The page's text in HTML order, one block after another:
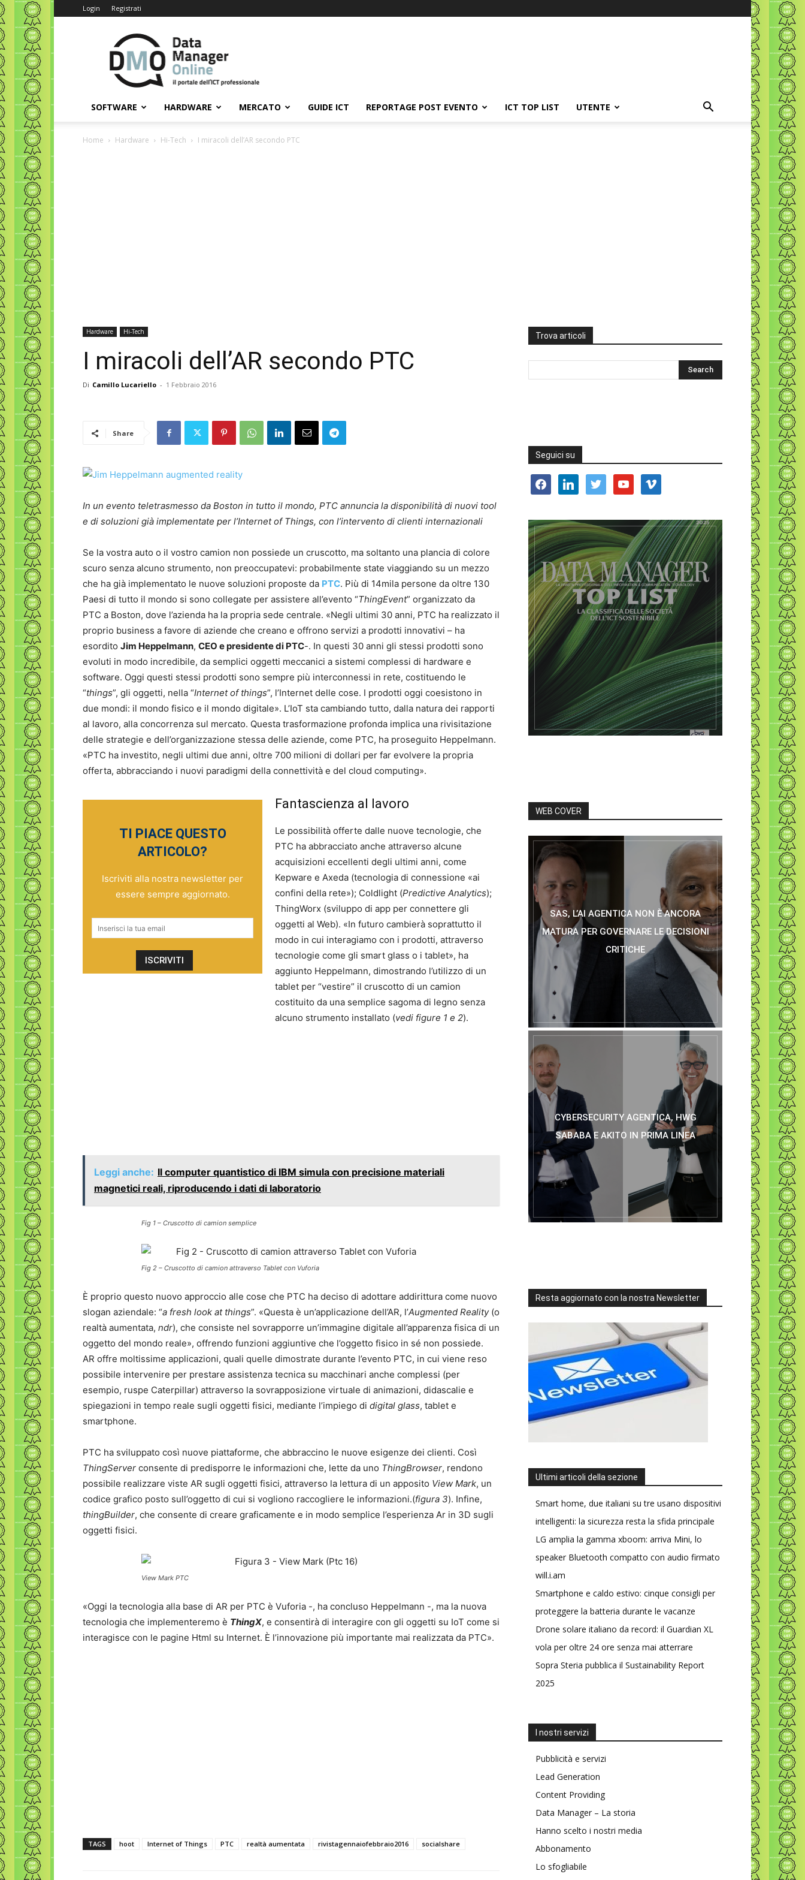
Login Registrati
Data
Manager
Online
SOFTWARE HARDWARE MERCATO GUIDE ICT REPORTAGE POST EVENTO ICT TOP LIST UTENTE
Home Hardware Hi-Tech I miracoli dell’AR secondo PTC
Hardware Hi-Tech
I miracoli dell’AR secondo PTC
Di Camillo Lucariello - 1 Febbraio 2016
Share
In un evento teletrasmesso da Boston in tutto il mondo, PTC annuncia la disponibilità di nuovi tool
e di soluzioni già implementate per l’Internet of Things, con l’intervento di clienti internazionali
Se la vostra auto o il vostro camion non possiede un cruscotto, ma soltanto una plancia di colore
scuro senza alcuno strumento, non preoccupatevi: probabilmente state viaggiando su un mezzo
che ha già implementato le nuove soluzioni proposte da PTC. Più di 14mila persone da oltre 130
Paesi di tutto il mondo si sono collegate per assistere all’evento “ThingEvent” organizzato da
PTC a Boston, dove l’azienda ha la propria sede centrale. «Negli ultimi 30 anni, PTC ha realizzato il
proprio business a favore di aziende che creano e offrono servizi a prodotti innovativi – ha
esordito Jim Heppelmann, CEO e presidente di PTC-. In questi 30 anni gli stessi prodotti sono
evoluti in modo incredibile, da semplici oggetti meccanici a sistemi complessi di hardware e
software. Oggi questi stessi prodotti sono sempre più interconnessi in rete, costituendo le
“things”, gli oggetti, nella “Internet of things”, l’Internet delle cose. I prodotti oggi coesistono in
due mondi: il mondo fisico e il mondo digitale». L’IoT sta cambiando tutto, dalla natura dei rapporti
al lavoro, alla concorrenza sul mercato. Questa trasformazione profonda implica una rivisitazione
delle strategie e dell’organizzazione stessa delle aziende, come PTC, ha proseguito Heppelmann.
«PTC ha investito, negli ultimi due anni, oltre 700 milioni di dollari per far evolvere la propria
offerta, abbracciando i nuovi paradigmi della connettività e del cloud computing».
TI PIACE QUESTO
ARTICOLO?
Iscriviti alla nostra newsletter per
essere sempre aggiornato.
Fantascienza al lavoro
Le possibilità offerte dalle nuove tecnologie, che
PTC ha abbracciato anche attraverso alcune
acquisizioni eccellenti degli ultimi anni, come
Kepware e Axeda (tecnologia di connessione «ai
confini della rete»); Coldlight (Predictive Analytics);
ThingWorx (sviluppo di app per connettere gli
oggetti al Web). «In futuro cambierà soprattutto il
modo in cui interagiamo con i prodotti, attraverso
tecnologie come gli smart glass o i tablet», ha
aggiunto Heppelmann, dimostrando l’utilizzo di un
tablet per “vestire” il cruscotto di un camion
costituito da una semplice sagoma di legno senza
alcuno strumento installato (vedi figure 1 e 2).
Leggi anche: Il computer quantistico di IBM simula con precisione materiali
magnetici reali, riproducendo i dati di laboratorio
Fig 1 – Cruscotto di camion semplice
Fig 2 – Cruscotto di camion attraverso Tablet con Vuforia
È proprio questo nuovo approccio alle cose che PTC ha deciso di adottare addirittura come nuovo
slogan aziendale: “a fresh look at things”. «Questa è un’applicazione dell’AR, l’Augmented Reality(o
realtà aumentata, ndr), che consiste nel sovrapporre un’immagine digitale all’apparenza fisica di un
oggetto del mondo reale», offrendo funzioni aggiuntive che l’oggetto fisico in sé non possiede.
AR offre moltissime applicazioni, quali quelle dimostrate durante l’evento PTC, in cui viene reso
possibile intervenire per prestare assistenza tecnica su macchinari anche complessi (per
esempio, ruspe Caterpillar) attraverso la sovrapposizione virtuale di animazioni, didascalie e
spiegazioni in tempo reale sugli oggetti fisici, mediante l’impiego di digital glass, tablet e
smartphone.
PTC ha sviluppato così nuove piattaforme, che abbraccino le nuove esigenze dei clienti. Così
ThingServer consente di predisporre le informazioni che, lette da uno ThingBrowser, rendono
possibile realizzare viste AR sugli oggetti fisici, attraverso la lettura di un apposito View Mark, un
codice grafico posto sull’oggetto di cui si vogliono raccogliere le informazioni.(figura 3). Infine,
thingBuilder, che consente di creare graficamente e in modo semplice l’esperienza Ar in 3D sugli
oggetti fisici.
View Mark PTC
«Oggi la tecnologia alla base di AR per PTC è Vuforia -, ha concluso Heppelmann -, ma la nuova
tecnologia che implementeremo è ThingX, e consentirà di interagire con gli oggetti su IoT come si
interagisce con le pagine Html su Internet. È l’innovazione più importante mai realizzata da PTC».
TAGS hoot Internet of Things PTC realtà aumentata rivistagennaiofebbraio2016 socialshare
Trova articoli
Seguici su
facebooklinkedin twitter youtube vimeo
WEB COVER
SAS, L’AI AGENTICA NON È ANCORA
MATURA PER GOVERNARE LE DECISIONI
CRITICHE
CYBERSECURITY AGENTICA, HWG
SABABA E AKITO IN PRIMA LINEA
Resta aggiornato con la nostra Newsletter
Ultimi articoli della sezione
Smart home, due italiani su tre usano dispositivi
intelligenti: la sicurezza resta la sfida principale
LG amplia la gamma xboom: arriva Mini, lo
speaker Bluetooth compatto con audio firmato
will.i.am
Smartphone e caldo estivo: cinque consigli per
proteggere la batteria durante le vacanze
Drone solare italiano da record: il Guardian XL
vola per oltre 24 ore senza mai atterrare
Sopra Steria pubblica il Sustainability Report
2025
I nostri servizi
Pubblicità e servizi
Lead Generation
Content Providing
Data Manager – La storia
Hanno scelto i nostri media
Abbonamento
Lo sfogliabile